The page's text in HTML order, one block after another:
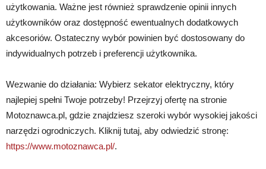
użytkowania. Ważne jest również sprawdzenie opinii innych
użytkowników oraz dostępność ewentualnych dodatkowych
akcesoriów. Ostateczny wybór powinien być dostosowany do
indywidualnych potrzeb i preferencji użytkownika.
Wezwanie do działania: Wybierz sekator elektryczny, który
najlepiej spełni Twoje potrzeby! Przejrzyj ofertę na stronie
Motoznawca.pl, gdzie znajdziesz szeroki wybór wysokiej jakości
narzędzi ogrodniczych. Kliknij tutaj, aby odwiedzić stronę:
https://www.motoznawca.pl/.